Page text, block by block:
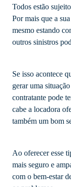
Todos estão
Por mais que a
mesmo estando
outros sinistros
Se isso acontece
gerar uma
contratante pode
cabe a locadora
também um bom
Ao oferecer esse
mais seguro e
com o bem-estar